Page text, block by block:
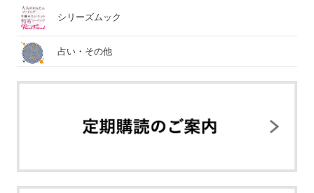
シリーズムック
占い・その他